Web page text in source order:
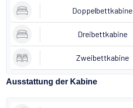
Doppelbettkabine
Dreibettkabine
Zweibettkabine
Ausstattung der Kabine